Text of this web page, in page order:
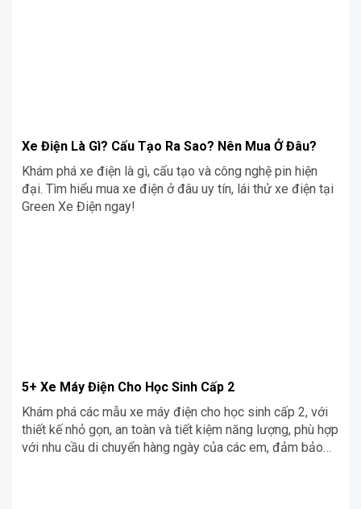
Xe Điện Là Gì? Cấu Tạo Ra Sao? Nên Mua Ở Đâu?
Khám phá xe điện là gì, cấu tạo và công nghệ pin hiện
đại. Tìm hiểu mua xe điện ở đâu uy tín, lái thử xe điện tại
Green Xe Điện ngay!
5+ Xe Máy Điện Cho Học Sinh Cấp 2
Khám phá các mẫu xe máy điện cho học sinh cấp 2, với
thiết kế nhỏ gọn, an toàn và tiết kiệm năng lượng, phù hợp
với nhu cầu di chuyển hàng ngày của các em, đảm bảo